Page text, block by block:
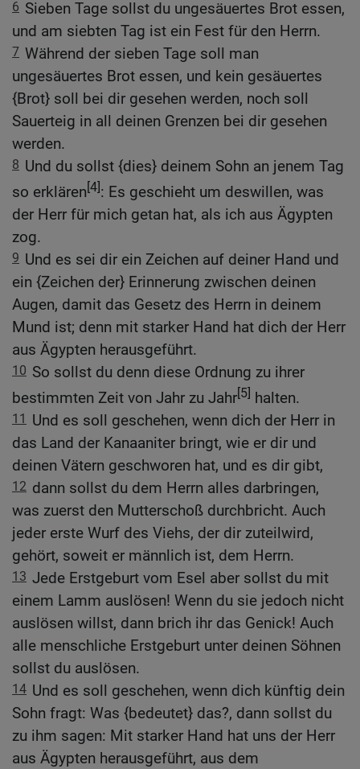
6 Sieben Tage sollst du ungesäuertes Brot essen,
und am siebten Tag ist ein Fest für den Herrn.
7 Während der sieben Tage soll man
ungesäuertes Brot essen, und kein gesäuertes
{Brot} soll bei dir gesehen werden, noch soll
Sauerteig in all deinen Grenzen bei dir gesehen
werden.
8 Und du sollst {dies} deinem Sohn an jenem Tag
so erklären[4]: Es geschieht um deswillen, was
der Herr für mich getan hat, als ich aus Ägypten
zog.
9 Und es sei dir ein Zeichen auf deiner Hand und
ein {Zeichen der} Erinnerung zwischen deinen
Augen, damit das Gesetz des Herrn in deinem
Mund ist; denn mit starker Hand hat dich der Herr
aus Ägypten herausgeführt.
10 So sollst du denn diese Ordnung zu ihrer
bestimmten Zeit von Jahr zu Jahr[5] halten.
11
Und es soll geschehen, wenn dich der Herr in
das Land der Kanaaniter bringt, wie er dir und
deinen Vätern geschworen hat, und es dir gibt,
12 dann sollst du dem Herrn alles darbringen,
was zuerst den Mutterschoß durchbricht. Auch
jeder erste Wurf des Viehs, der dir zuteilwird,
gehört, soweit er männlich ist, dem Herrn.
13 Jede Erstgeburt vom Esel aber sollst du mit
einem Lamm auslösen! Wenn du sie jedoch nicht
auslösen willst, dann brich ihr das Genick! Auch
alle menschliche Erstgeburt unter deinen Söhnen
sollst du auslösen.
14 Und es soll geschehen, wenn dich künftig dein
Sohn fragt: Was {bedeutet} das?, dann sollst du
zu ihm sagen: Mit starker Hand hat uns der Herr
aus Ägypten herausgeführt, aus dem